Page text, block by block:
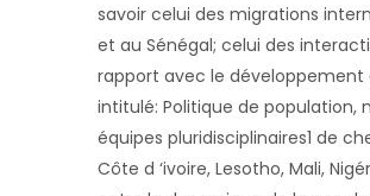
savoir celui des migrations
et au Sénégal; celui des
rapport avec le développement
intitulé: Politique de population,
équipes pluridisciplinaires1 de
Côte d ‘ivoire, Lesotho, Mali,